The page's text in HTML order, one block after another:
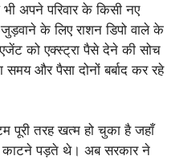
अपने परिवार के किसी नए
के लिए राशन डिपो वाले के
को एक्स्ट्रा पैसे देने की सोच
और पैसा दोनों बर्बाद कर रहे
पूरी तरह खत्म हो चुका है जहाँ
काटने पड़ते थे। अब सरकार ने